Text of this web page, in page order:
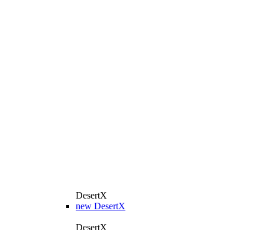
DesertX
new DesertX
DesertX